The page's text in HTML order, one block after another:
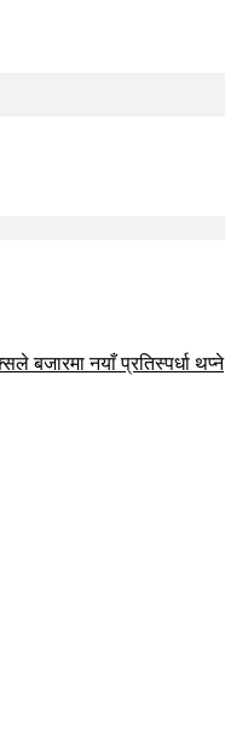
बजारमा नयाँ प्रतिस्पर्धा थप्ने